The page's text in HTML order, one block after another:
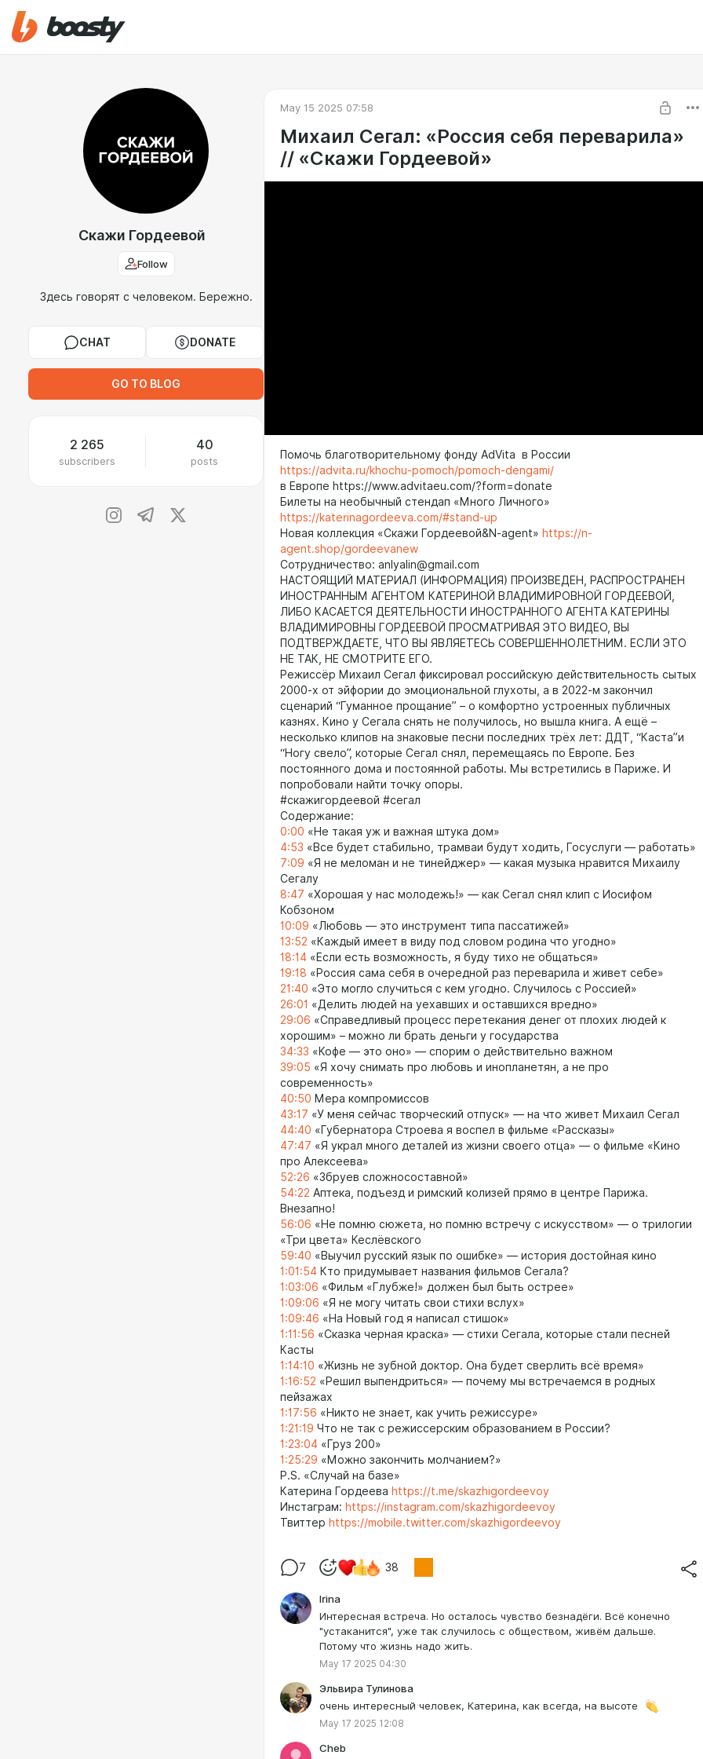
Скажи Гордеевой
Follow
Здесь говорят с человеком. Бережно.
CHAT DONATE
GO TO BLOG
2 265
subscribers
40
posts
May 15 2025 07:58
Михаил Сегал: «Россия себя переварила»
// «Скажи Гордеевой»
Помочь благотворительному фонду AdVita в России
https://advita.ru/khochu-pomoch/pomoch-dengami/
в Европе https://www.advitaeu.com/?form=donate
Билеты на необычный стендап «Много Личного»
https://katerinagordeeva.com/#stand-up
Новая коллекция «Скажи Гордеевой&N-agent» https://n-
agent.shop/gordeevanew
Сотрудничество: anlyalin@gmail.com
НАСТОЯЩИЙ МАТЕРИАЛ (ИНФОРМАЦИЯ) ПРОИЗВЕДЕН, РАСПРОСТРАНЕН
ИНОСТРАННЫМ АГЕНТОМ КАТЕРИНОЙ ВЛАДИМИРОВНОЙ ГОРДЕЕВОЙ,
ЛИБО КАСАЕТСЯ ДЕЯТЕЛЬНОСТИ ИНОСТРАННОГО АГЕНТА КАТЕРИНЫ
ВЛАДИМИРОВНЫ ГОРДЕЕВОЙ ПРОСМАТРИВАЯ ЭТО ВИДЕО, ВЫ
ПОДТВЕРЖДАЕТЕ, ЧТО ВЫ ЯВЛЯЕТЕСЬ СОВЕРШЕННОЛЕТНИМ. ЕСЛИ ЭТО
НЕ ТАК, НЕ СМОТРИТЕ ЕГО.
Режиссёр Михаил Сегал фиксировал российскую действительность сытых
2000-х от эйфории до эмоциональной глухоты, а в 2022-м закончил
сценарий “Гуманное прощание” – о комфортно устроенных публичных
казнях. Кино у Сегала снять не получилось, но вышла книга. А ещё –
несколько клипов на знаковые песни последних трёх лет: ДДТ, “Каста”и
“Ногу свело”, которые Сегал снял, перемещаясь по Европе. Без
постоянного дома и постоянной работы. Мы встретились в Париже. И
попробовали найти точку опоры.
#скажигордеевой #сегал
Содержание:
0:00 «Не такая уж и важная штука дом»
4:53 «Все будет стабильно, трамваи будут ходить, Госуслуги — работать»
7:09 «Я не меломан и не тинейджер» — какая музыка нравится Михаилу
Сегалу
8:47 «Хорошая у нас молодежь!» — как Сегал снял клип с Иосифом
Кобзоном
10:09 «Любовь — это инструмент типа пассатижей»
13:52 «Каждый имеет в виду под словом родина что угодно»
18:14 «Если есть возможность, я буду тихо не общаться»
19:18 «Россия сама себя в очередной раз переварила и живет себе»
21:40 «Это могло случиться с кем угодно. Случилось с Россией»
26:01 «Делить людей на уехавших и оставшихся вредно»
29:06 «Справедливый процесс перетекания денег от плохих людей к
хорошим» – можно ли брать деньги у государства
34:33 «Кофе — это оно» — спорим о действительно важном
39:05 «Я хочу снимать про любовь и инопланетян, а не про
современность»
40:50 Мера компромиссов
43:17 «У меня сейчас творческий отпуск» — на что живет Михаил Сегал
44:40 «Губернатора Строева я воспел в фильме «Рассказы»
47:47 «Я украл много деталей из жизни своего отца» — о фильме «Кино
про Алексеева»
52:26 «Збруев сложносоставной»
54:22 Аптека, подъезд и римский колизей прямо в центре Парижа.
Внезапно!
56:06 «Не помню сюжета, но помню встречу с искусством» — о трилогии
«Три цвета» Кеслёвского
59:40 «Выучил русский язык по ошибке» — история достойная кино
1:01:54 Кто придумывает названия фильмов Сегала?
1:03:06 «Фильм «Глубже!» должен был быть острее»
1:09:06 «Я не могу читать свои стихи вслух»
1:09:46 «На Новый год я написал стишок»
1:11:56 «Сказка черная краска» — стихи Сегала, которые стали песней
Касты
1:14:10 «Жизнь не зубной доктор. Она будет сверлить всё время»
1:16:52 «Решил выпендриться» — почему мы встречаемся в родных
пейзажах
1:17:56 «Никто не знает, как учить режиссуре»
1:21:19 Что не так с режиссерским образованием в России?
1:23:04 «Груз 200»
1:25:29 «Можно закончить молчанием?»
P.S. «Случай на базе»
Катерина Гордеева https://t.me/skazhigordeevoy
Инстаграм: https://instagram.com/skazhigordeevoy
Твиттер https://mobile.twitter.com/skazhigordeevoy
7 38
Irina
Интересная встреча. Но осталось чувство безнадёги. Всё конечно
"устаканится", уже так случилось с обществом, живём дальше.
Потому что жизнь надо жить.
May 17 2025 04:30
Эльвира Тулинова
очень интересный человек, Катерина, как всегда, на высоте
May 17 2025 12:08
Cheb